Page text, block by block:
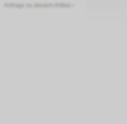
Anfrage zu diesem Artikel ›